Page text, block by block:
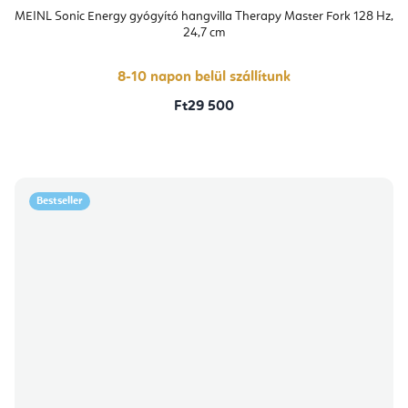
MEINL Sonic Energy gyógyító hangvilla Therapy Master Fork 128 Hz,
24,7 cm
8-10 napon belül szállítunk
Ft29 500
Bestseller